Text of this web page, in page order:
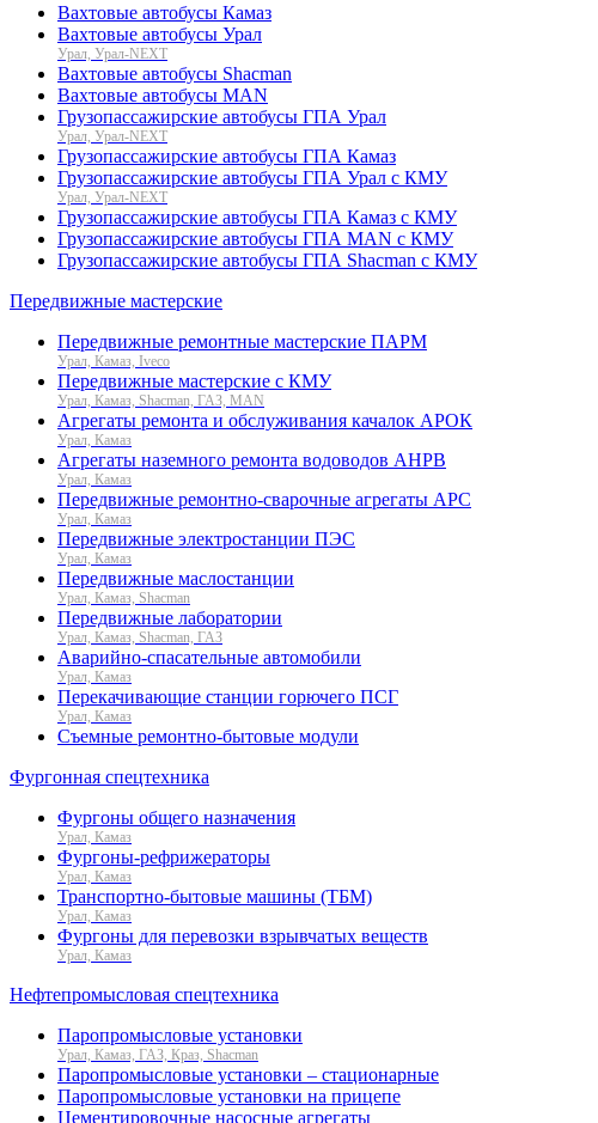
Вахтовые автобусы Камаз
Вахтовые автобусы Урал
Урал, Урал-NEXT
Вахтовые автобусы Shacman
Вахтовые автобусы MAN
Грузопассажирские автобусы ГПА Урал
Урал, Урал-NEXT
Грузопассажирские автобусы ГПА Камаз
Грузопассажирские автобусы ГПА Урал с КМУ
Урал, Урал-NEXT
Грузопассажирские автобусы ГПА Камаз с КМУ
Грузопассажирские автобусы ГПА MAN с КМУ
Грузопассажирские автобусы ГПА Shacman с КМУ
Передвижные мастерские
Передвижные ремонтные мастерские ПАРМ
Урал, Камаз, Iveco
Передвижные мастерские с КМУ
Урал, Камаз, Shacman, ГАЗ, MAN
Агрегаты ремонта и обслуживания качалок АРОК
Урал, Камаз
Агрегаты наземного ремонта водоводов АНРВ
Урал, Камаз
Передвижные ремонтно-сварочные агрегаты АРС
Урал, Камаз
Передвижные электростанции ПЭС
Урал, Камаз
Передвижные маслостанции
Урал, Камаз, Shacman
Передвижные лаборатории
Урал, Камаз, Shacman, ГАЗ
Аварийно-спасательные автомобили
Урал, Камаз
Перекачивающие станции горючего ПСГ
Урал, Камаз
Съемные ремонтно-бытовые модули
Фургонная спецтехника
Фургоны общего назначения
Урал, Камаз
Фургоны-рефрижераторы
Урал, Камаз
Транспортно-бытовые машины (ТБМ)
Урал, Камаз
Фургоны для перевозки взрывчатых веществ
Урал, Камаз
Нефтепромысловая спецтехника
Паропромысловые установки
Урал, Камаз, ГАЗ, Краз, Shacman
Паропромысловые установки – стационарные
Паропромысловые установки на прицепе
Цементировочные насосные агрегаты